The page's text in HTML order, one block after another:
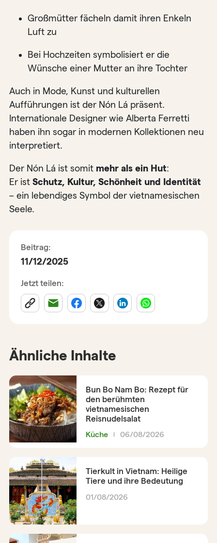
Großmütter fächeln damit ihren Enkeln
Luft zu
Bei Hochzeiten symbolisiert er die
Wünsche einer Mutter an ihre Tochter
Auch in Mode, Kunst und kulturellen
Aufführungen ist der Nón Lá präsent.
Internationale Designer wie Alberta Ferretti
haben ihn sogar in modernen Kollektionen neu
interpretiert.
Der Nón Lá ist somit mehr als ein Hut:
Er istSchutz, Kultur, Schönheit und Identität
– ein lebendiges Symbol der vietnamesischen
Seele.
Beitrag:
11/12/2025
Jetzt teilen:
Ähnliche Inhalte
Bun Bo Nam Bo: Rezept für
den berühmten
vietnamesischen
Reisnudelsalat
Küche 06/08/2026
Tierkult in Vietnam: Heilige
Tiere und ihre Bedeutung
01/08/2026